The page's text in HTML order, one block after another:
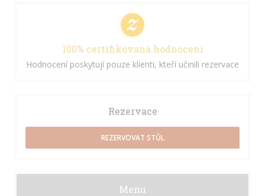
100% certifikovaná hodnocení
Hodnocení poskytují pouze klienti, kteří učinili rezervace
Rezervace
REZERVOVAT STŮL
Menu